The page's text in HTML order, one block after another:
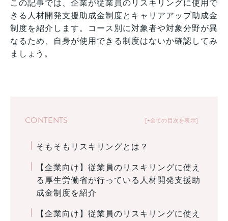
この記事では、企業が従業員のリスキリングに使用で
きる人材開発支援助成金制度とキャリアアップ助成金
制度を紹介します。コース別に対象者や対象分野が異
なるため、自身が使用できる制度はないか確認してみ
ましょう。
+全ての目次を表示
CONTENTS
そもそもリスキリングとは？
【企業向け】従業員のリスキリングに使え
る厚生労働省が行っている人材開発支援助
成金制度を紹介
【企業向け】従業員のリスキリングに使え